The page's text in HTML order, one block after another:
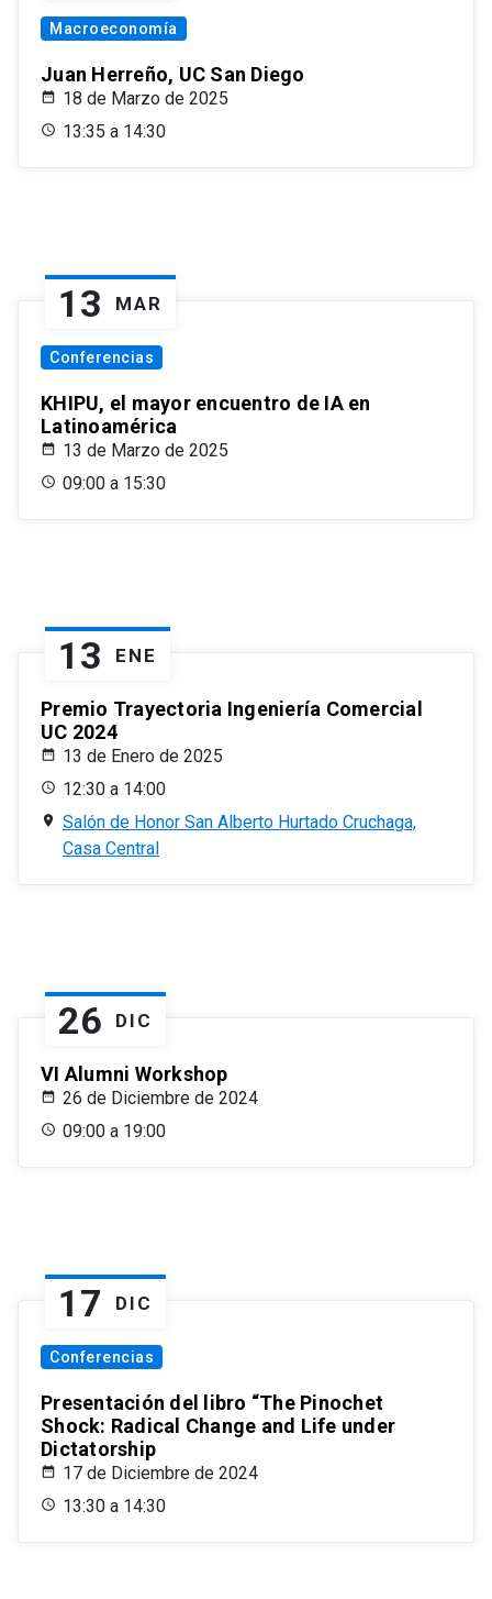
Macroeconomía
Juan Herreño, UC San Diego
18 de Marzo de 2025
13:35 a 14:30
13 MAR
Conferencias
KHIPU, el mayor encuentro de IA en
Latinoamérica
13 de Marzo de 2025
09:00 a 15:30
13 ENE
Premio Trayectoria Ingeniería Comercial
UC 2024
13 de Enero de 2025
12:30 a 14:00
Salón de Honor San Alberto Hurtado Cruchaga,
Casa Central
26 DIC
VI Alumni Workshop
26 de Diciembre de 2024
09:00 a 19:00
17 DIC
Conferencias
Presentación del libro “The Pinochet
Shock: Radical Change and Life under
Dictatorship
17 de Diciembre de 2024
13:30 a 14:30